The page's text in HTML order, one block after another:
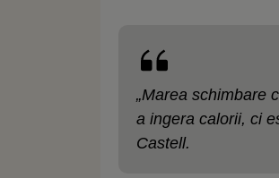
„Marea schimbare
a ingera calorii, ci
Castell.